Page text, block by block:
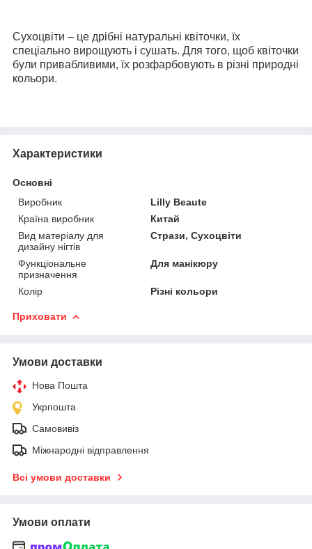
Сухоцвіти – це дрібні натуральні квіточки, їх
спеціально вирощують і сушать. Для того, щоб квіточки
були привабливими, їх розфарбовують в різні природні
кольори.
Характеристики
Основні
Виробник
Lilly Beaute
Країна виробник
Китай
Вид матеріалу для
дизайну нігтів
Стрази, Сухоцвіти
Функціональне
призначення
Для манікюру
Колір Різні кольори
Приховати
Умови доставки
Нова Пошта
Укрпошта
Самовивіз
Міжнародні відправлення
Всі умови доставки
Умови оплати